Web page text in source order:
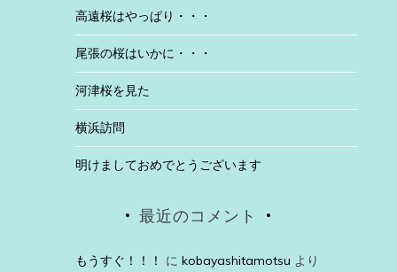
高遠桜はやっぱり・・・
尾張の桜はいかに・・・
河津桜を見た
横浜訪問
明けましておめでとうございます
最近のコメント
もうすぐ！！！ に kobayashitamotsu より